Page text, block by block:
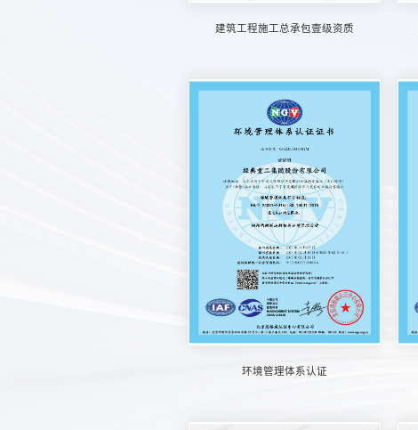
建筑工程施工总承包壹级资质
环境管理体系认证